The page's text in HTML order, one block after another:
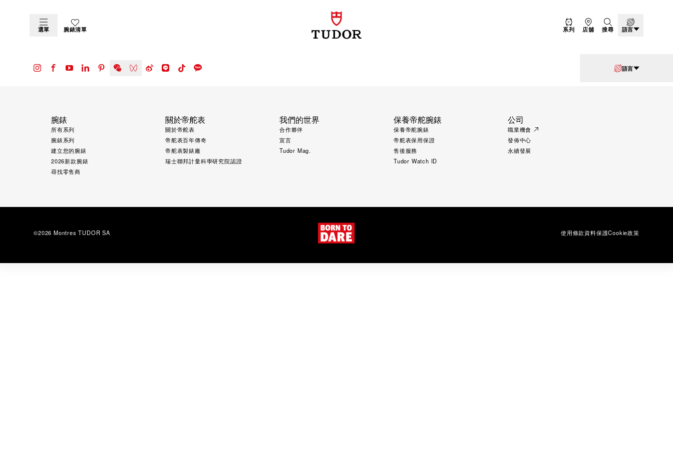
選單 腕錶清單 系列 店舖 搜尋 語言
腕錶
所有系列
腕錶系列
建立您的腕錶
2026新款腕錶
尋找零售商
關於帝舵表
關於帝舵表
帝舵表百年傳奇
帝舵表製錶廠
瑞士聯邦計量科學研究院認證
我們的世界
合作夥伴
宣言
Tudor Mag.
保養帝舵腕錶
保養帝舵腕錶
帝舵表保用保證
售後服務
Tudor Watch ID
公司
職業機會
發佈中心
永續發展
語言
使用條款資料保護Cookie政策
©2026 Montres TUDOR SA